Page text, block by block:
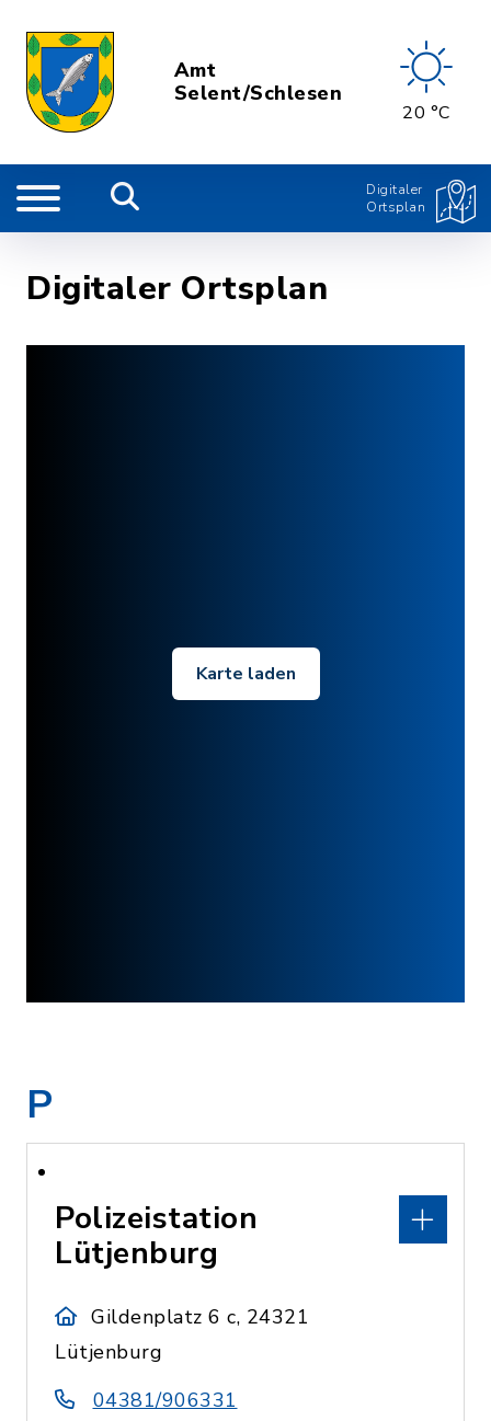
Amt
Selent/Schlesen
20 °C
Digitaler
Ortsplan
Digitaler Ortsplan
Karte laden
P
Polizeistation
Lütjenburg
Gildenplatz 6 c, 24321
Lütjenburg
04381/906331